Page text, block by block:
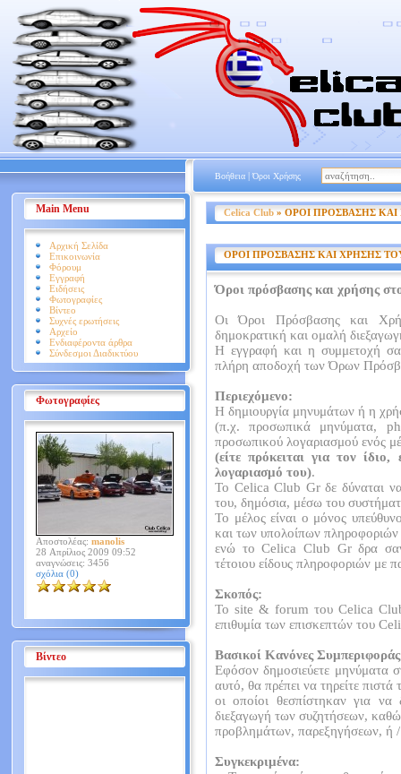
Main Menu
Αρχική Σελίδα
Επικοινωνία
Φόρουμ
Εγγραφή
Ειδήσεις
Φωτογραφίες
Βίντεο
Συχνές ερωτήσεις
Αρχείο
Ενδιαφέροντα άρθρα
Σύνδεσμοι Διαδικτύου
Φωτογραφίες
Αποστολέας: manolis
28 Απρίλιος 2009 09:52
αναγνώσεις: 3456
σχόλια (0)
Βίντεο
Βοήθεια | Όροι Χρήσης
Celica Club » ΟΡΟΙ ΠΡΟΣΒΑΣΗΣ ΚΑΙ
ΟΡΟΙ ΠΡΟΣΒΑΣΗΣ ΚΑΙ ΧΡΗΣΗΣ ΤΟΥ
Όροι πρόσβασης και χρήσης
Οι Όροι Πρόσβασης και
δημοκρατική και ομαλή
Η εγγραφή και η συμμετοχή
πλήρη αποδοχή των Όρων
Περιεχόμενο:
Η δημιουργία μηνυμάτων ή η
(π.χ. προσωπικά μηνύματα,
προσωπικού λογαριασμού ενός
(είτε πρόκειται για τον
λογαριασμό του).
Το Celica Club Gr δε δύναται να
του, δημόσια, μέσω του
Το μέλος είναι ο μόνος
και των υπολοίπων πληροφοριών
ενώ το Celica Club Gr δρα
τέτοιου είδους πληροφοριών με
Σκοπός:
Το site & forum του Celica Club
επιθυμία των επισκεπτών του
Βασικοί Κανόνες
Εφόσον δημοσιεύετε μηνύματα
αυτό, θα πρέπει να τηρείτε
οι οποίοι θεσπίστηκαν για
διεξαγωγή των συζητήσεων,
προβλημάτων, παρεξηγήσεων, ή
Συγκεκριμένα: